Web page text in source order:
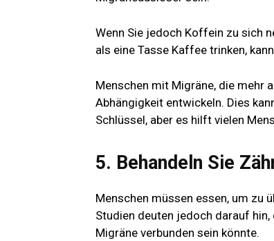
Wenn Sie jedoch Koffein zu sich
als eine Tasse Kaffee trinken,
Menschen mit Migräne, die mehr
Abhängigkeit entwickeln. Dies
Schlüssel, aber es hilft vielen
5. Behandeln Sie
Menschen müssen essen, um zu
Studien deuten jedoch darauf
Migräne verbunden sein könnte.